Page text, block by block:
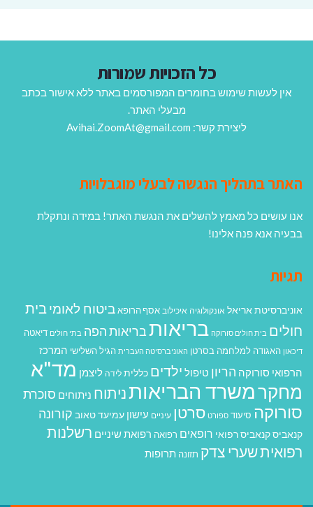
כל הזכויות שמורות
אין לעשות שימוש בחומרים המפורסמים באתר ללא אישור בכתב
מבעלי האתר.
ליצירת קשר: Avihai.ZoomAt@gmail.com
האתר בתהליך הנגשה לבעלי מוגבלויות
אנו עושים כל מאמץ להשלים את הנגשת האתר! במידה ונתקלת
בבעיה אנא פנה אלינו!
תגיות
אוניברסיטת אריאל אונקולוגיה איכילוב אסף הרופא ביטוח לאומיבית
חולים בית חולים סורוקה בריאותבריאות הפה בתי חולים דיאטה
דיכאון האגודה למלחמה בסרטן האוניברסיטה העברית הגיל השלישי המרכז
הרפואי סורוקה הריון טיפול ילדים כללית לידה ליצמן מד"א
מחקרמשרד הבריאותניתוח ניתוחים סוכרת
סורוקה סיעוד ספורט סרטן עיניים עישון עמיעד טאוב קורונה
קנאביסקנאביס רפואי רופאים רפואה רפואת שיניים רשלנות
רפואיתשערי צדק תזונה תרופות